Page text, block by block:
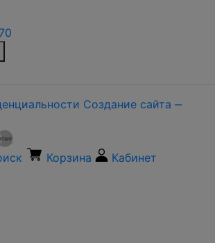
Создание сайта ‒
Корзина Кабинет